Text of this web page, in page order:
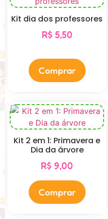
Kit dia dos professores
R$ 5,50
Comprar
Kit 2 em 1: Primavera e
Dia da árvore
R$ 9,00
Comprar